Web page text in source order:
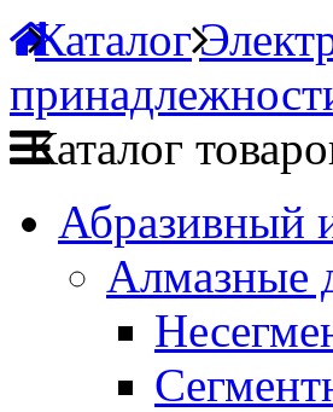
Каталог
Каталог
Абразивный
Алмазные